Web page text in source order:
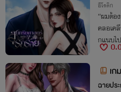
อีโรติก
“ผมต้อ
คลอเค
กแนบไ
นมาบน
มาก “
เ
ฉายปร